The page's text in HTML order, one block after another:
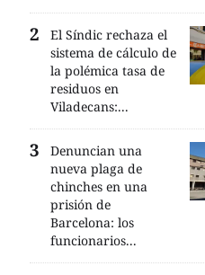
El Síndic rechaza el
sistema de cálculo de
la polémica tasa de
residuos en
Viladecans:...
Denuncian una
nueva plaga de
chinches en una
prisión de
Barcelona: los
funcionarios...